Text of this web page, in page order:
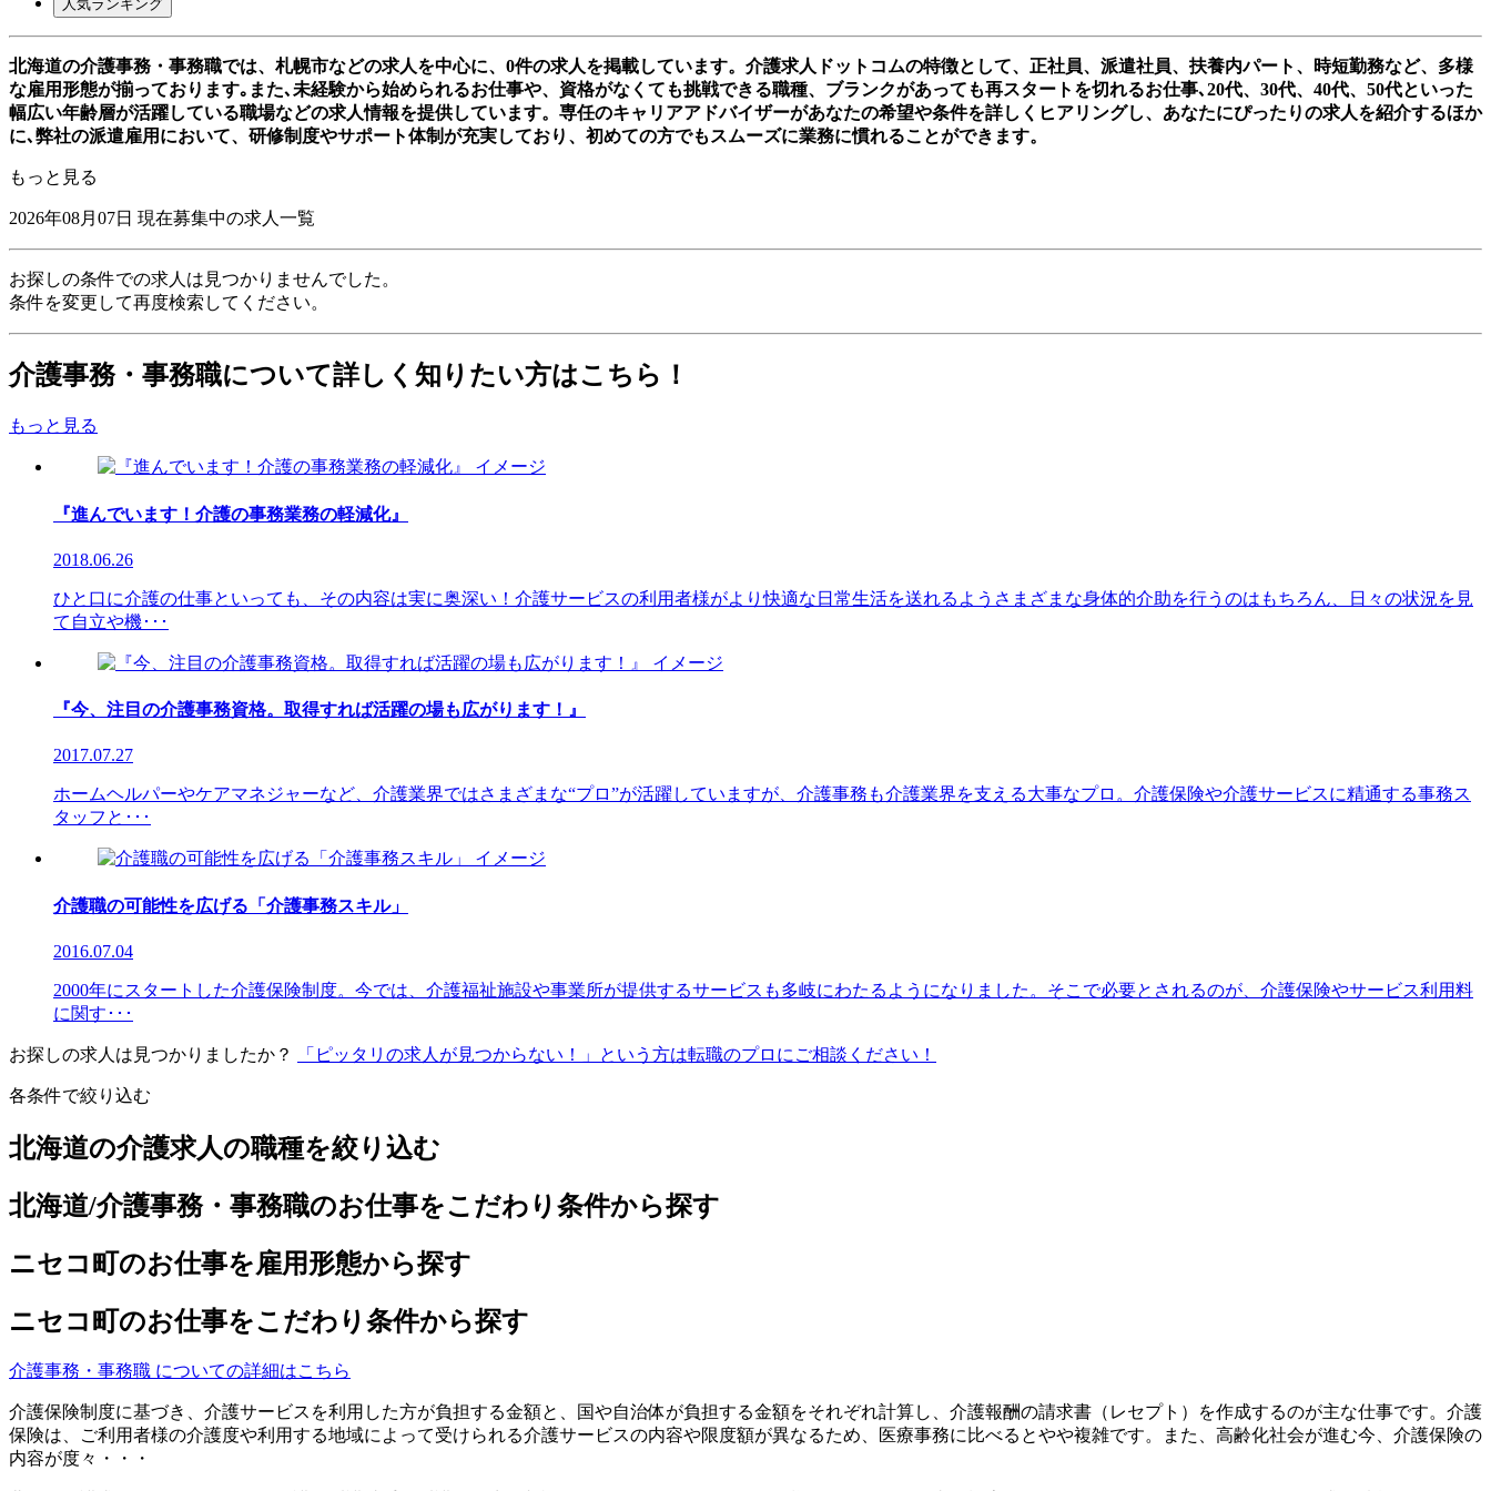
人気ランキング
北海道の介護事務・事務職では、札幌市などの求人を中心に、0件の求人を掲載しています。介護求人ドットコムの特徴として、正社員、派遣社員、扶養内パート、時短勤務など、多様
な雇用形態が揃っております｡また､未経験から始められるお仕事や、資格がなくても挑戦できる職種、ブランクがあっても再スタートを切れるお仕事､20代、30代、40代、50代といった
幅広い年齢層が活躍している職場などの求人情報を提供しています。専任のキャリアアドバイザーがあなたの希望や条件を詳しくヒアリングし、あなたにぴったりの求人を紹介するほか
に､弊社の派遣雇用において、研修制度やサポート体制が充実しており、初めての方でもスムーズに業務に慣れることができます。
もっと見る
2026年08月07日 現在募集中の求人一覧
お探しの条件での求人は見つかりませんでした。
条件を変更して再度検索してください。
介護事務・事務職について詳しく知りたい方はこちら！
もっと見る
『進んでいます！介護の事務業務の軽減化』
2018.06.26
ひと口に介護の仕事といっても、その内容は実に奥深い！介護サービスの利用者様がより快適な日常生活を送れるようさまざまな身体的介助を行うのはもちろん、日々の状況を見
て自立や機･･･
『今、注目の介護事務資格。取得すれば活躍の場も広がります！』
2017.07.27
ホームヘルパーやケアマネジャーなど、介護業界ではさまざまな“プロ”が活躍していますが、介護事務も介護業界を支える大事なプロ。介護保険や介護サービスに精通する事務ス
タッフと･･･
介護職の可能性を広げる「介護事務スキル」
2016.07.04
2000年にスタートした介護保険制度。今では、介護福祉施設や事業所が提供するサービスも多岐にわたるようになりました。そこで必要とされるのが、介護保険やサービス利用料
に関す･･･
お探しの求人は見つかりましたか？ 「ピッタリの求人が見つからない！」という方は転職のプロにご相談ください！
各条件で絞り込む
北海道の介護求人の職種を絞り込む
北海道/介護事務・事務職のお仕事をこだわり条件から探す
ニセコ町のお仕事を雇用形態から探す
ニセコ町のお仕事をこだわり条件から探す
介護事務・事務職 についての詳細はこちら
介護保険制度に基づき、介護サービスを利用した方が負担する金額と、国や自治体が負担する金額をそれぞれ計算し、介護報酬の請求書（レセプト）を作成するのが主な仕事です。介護
保険は、ご利用者様の介護度や利用する地域によって受けられる介護サービスの内容や限度額が異なるため、医療事務に比べるとやや複雑です。また、高齢化社会が進む今、介護保険の
内容が度々・・・